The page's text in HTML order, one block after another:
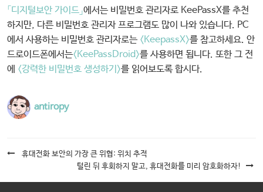
「디지털보안 가이드」에서는 비밀번호 관리자로 KeePassX를 추천
하지만, 다른 비밀번호 관리자 프로그램도 많이 나와 있습니다. PC
에서 사용하는 비밀번호 관리자로는 <KeepassX>를 참고하세요. 안
드로이드폰에서는<KeePassDroid>를 사용하면 됩니다. 또한 그 전
에 <강력한 비밀번호 생성하기>를 읽어보도록 합시다.
antiropy
게
물
휴대전화 보안의 가장 큰 위협: 위치 추적
털린 뒤 후회하지 말고, 휴대전화를 미리 암호화하자!